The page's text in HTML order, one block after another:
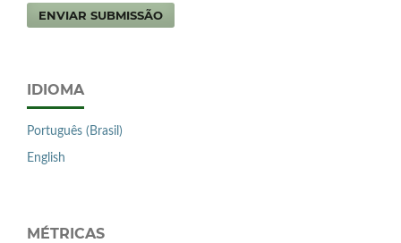
ENVIAR SUBMISSÃO
IDIOMA
Português (Brasil)
English
MÉTRICAS